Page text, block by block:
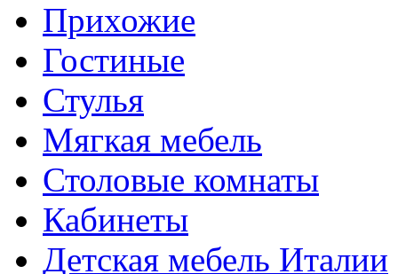
Прихожие
Гостиные
Стулья
Мягкая мебель
Столовые комнаты
Кабинеты
Детская мебель Италии